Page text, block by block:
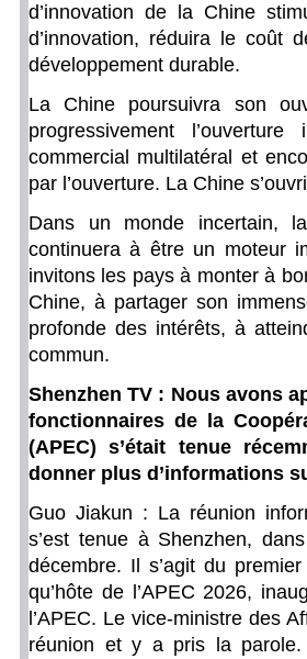
d’innovation de la Chine
d’innovation, réduira le coût
développement durable.
La Chine poursuivra son
progressivement
commercial multilatéral et
par l’ouverture. La Chine
Dans un monde incertain,
continuera à être un moteur
invitons les pays à monter à
Chine, à partager son
profonde des intérêts, à
commun.
Shenzhen TV : Nous avons
fonctionnaires de la
(APEC) s’était tenue
donner plus d’informations
Guo Jiakun : La réunion
s’est tenue à Shenzhen,
décembre. Il s’agit du
qu’hôte de l’APEC 2026,
l’APEC. Le vice-ministre des
réunion et y a pris la